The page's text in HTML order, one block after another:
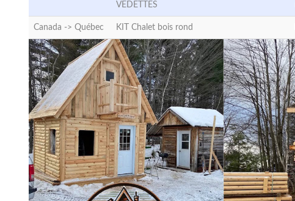
VEDETTES
Canada -> Québec KIT Chalet bois rond